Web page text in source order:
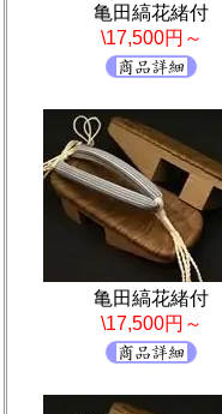
亀田縞花緒付
\17,500円～
亀田縞花緒付
\17,500円～